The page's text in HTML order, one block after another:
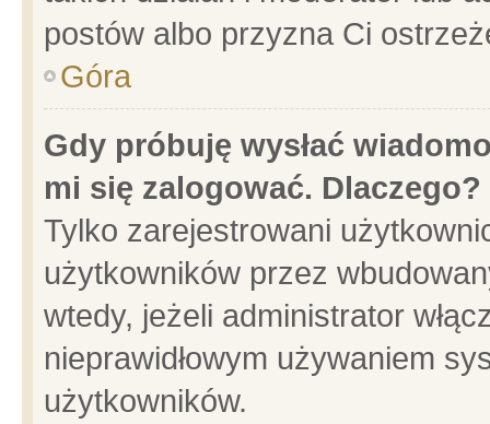
postów albo przyzna Ci
Góra
Gdy próbuję wysłać
mi się zalogować. Dlaczego?
Tylko zarejestrowani
użytkowników przez
wtedy, jeżeli administrator
nieprawidłowym używaniem
użytkowników.